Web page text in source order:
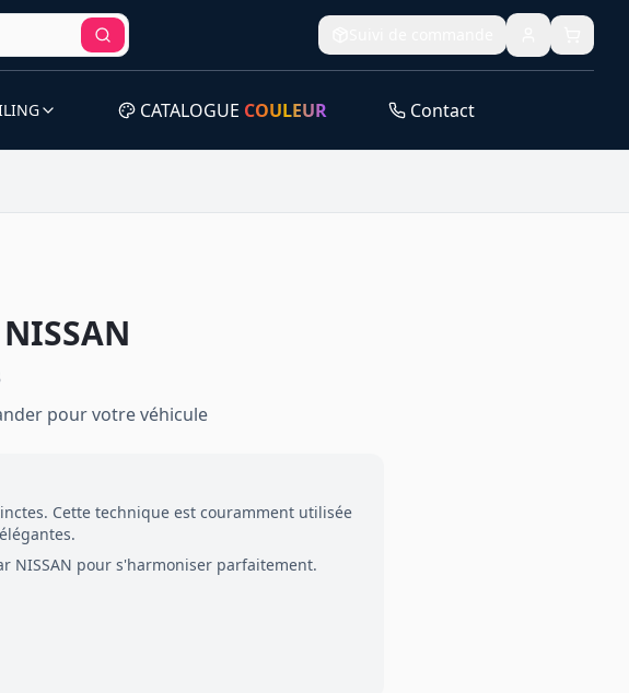
CATALOGUE COULEUR Contact
NISSAN
pour votre véhicule
Cette technique est couramment utilisée
NISSAN pour s'harmoniser parfaitement.